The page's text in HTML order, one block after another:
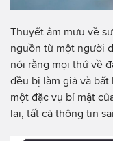
Thuyết âm mưu về
nguồn từ một người
nói rằng mọi thứ về
đều bị làm giả và
một đặc vụ bí mật
lại, tất cả thông tin